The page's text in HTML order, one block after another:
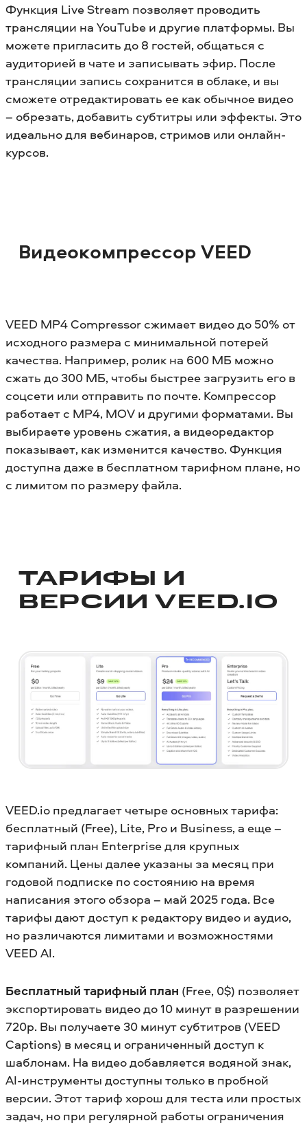
Функция Live Stream позволяет проводить
трансляции на YouTube и другие платформы. Вы
можете пригласить до 8 гостей, общаться с
аудиторией в чате и записывать эфир. После
трансляции запись сохранится в облаке, и вы
сможете отредактировать ее как обычное видео
– обрезать, добавить субтитры или эффекты. Это
идеально для вебинаров, стримов или онлайн-
курсов.
Видеокомпрессор VEED
VEED MP4 Compressor сжимает видео до 50% от
исходного размера с минимальной потерей
качества. Например, ролик на 600 МБ можно
сжать до 300 МБ, чтобы быстрее загрузить его в
соцсети или отправить по почте. Компрессор
работает с MP4, MOV и другими форматами. Вы
выбираете уровень сжатия, а видеоредактор
показывает, как изменится качество. Функция
доступна даже в бесплатном тарифном плане, но
с лимитом по размеру файла.
ТАРИФЫ И
ВЕРСИИ VEED.IO
VEED.io предлагает четыре основных тарифа:
бесплатный (Free), Lite, Pro и Business, а еще –
тарифный план Enterprise для крупных
компаний. Цены далее указаны за месяц при
годовой подписке по состоянию на время
написания этого обзора – май 2025 года. Все
тарифы дают доступ к редактору видео и аудио,
но различаются лимитами и возможностями
VEED AI.
Бесплатный тарифный план (Free, 0$) позволяет
экспортировать видео до 10 минут в разрешении
720p. Вы получаете 30 минут субтитров (VEED
Captions) в месяц и ограниченный доступ к
шаблонам. На видео добавляется водяной знак,
AI-инструменты доступны только в пробной
версии. Этот тариф хорош для теста или простых
задач, но при регулярной работы ограничения